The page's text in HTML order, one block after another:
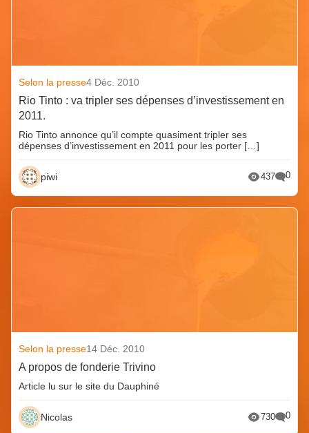
Selon la presse4 Déc. 2010
Rio Tinto : va tripler ses dépenses d’investissement en
2011.
Rio Tinto annonce qu’il compte quasiment tripler ses
dépenses d’investissement en 2011 pour les porter […]
piwi 437 0
Selon la presse14 Déc. 2010
A propos de fonderie Trivino
Article lu sur le site du Dauphiné
Nicolas 730 0